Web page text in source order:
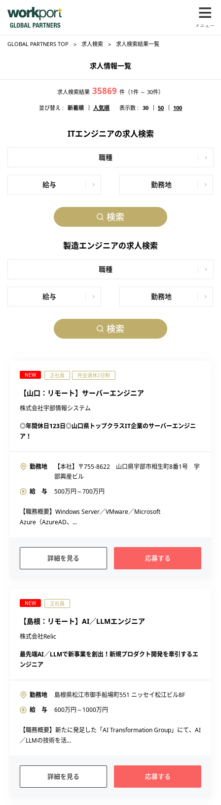
GLOBAL PARTNERS TOP 求人検索 求人検索結果一覧
求人情報一覧
求人検索結果 35869 件 （1件 ～ 30件）
並び替え : 新着順 人気順 表示数 : 30 50 100
ITエンジニアの求人検索
職種
給与 勤務地
検索
製造エンジニアの求人検索
職種
給与 勤務地
検索
NEW 正社員 完全週休2日制
【山口：リモート】サーバーエンジニア
株式会社宇部情報システム
◎年間休日123日◎山口県トップクラスIT企業のサーバーエンジニ
ア！
勤務地
【本社】〒755-8622 山口県宇部市相生町8番1号 宇
部興産ビル
給 与
500万円～700万円
【職務概要】Windows Server／VMware／Microsoft
Azure（AzureAD、...
詳細を見る 応募する
NEW 正社員
【島根：リモート】AI／LLMエンジニア
株式会社Relic
最先端AI／LLMで新事業を創出！新規プロダクト開発を牽引するエ
ンジニア
勤務地
島根県松江市御手船場町551 ニッセイ松江ビル8F
給 与
600万円～1000万円
【職務概要】新たに発足した「AI Transformation Group」にて、AI
／LLMの技術を活...
詳細を見る 応募する